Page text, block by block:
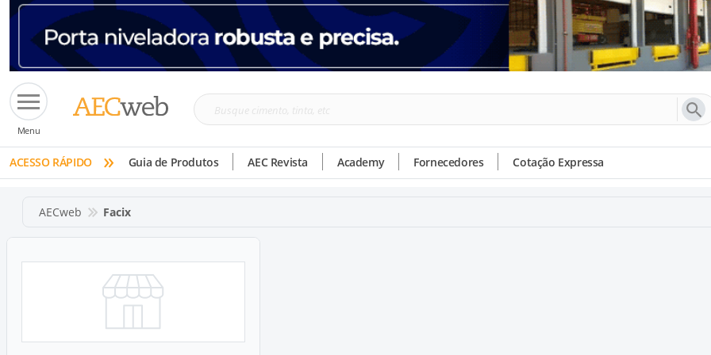
Menu
Busque
tinta,
etc
ACESSO RÁPIDO » Guia de Produtos AEC Revista Academy Fornecedores Cotação Expressa
AECweb Facix